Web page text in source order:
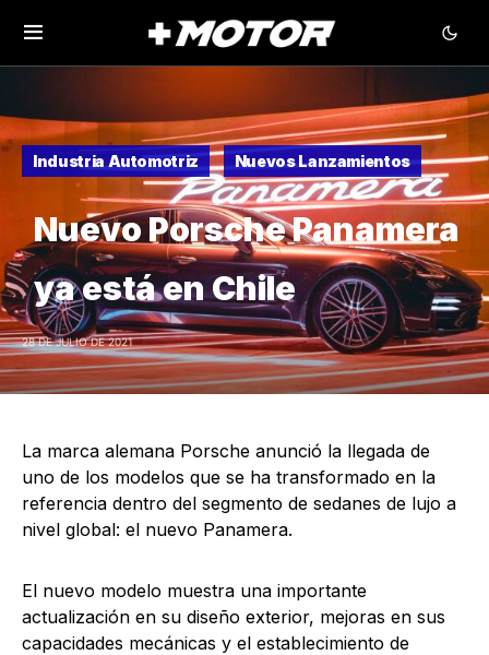
Industria Automotriz Nuevos Lanzamientos
Nuevo Porsche Panamera
ya está en Chile
28 DE JULIO DE 2021
La marca alemana Porsche anunció la llegada de
uno de los modelos que se ha transformado en la
referencia dentro del segmento de sedanes de lujo a
nivel global: el nuevo Panamera.
El nuevo modelo muestra una importante
actualización en su diseño exterior, mejoras en sus
capacidades mecánicas y el establecimiento de